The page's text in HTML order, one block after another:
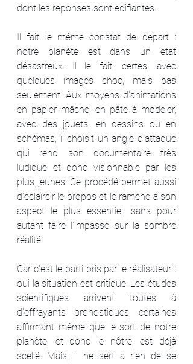
dont les réponses sont édifiantes.
Il fait le même constat de départ :
notre planète est dans un état
désastreux. Il le fait, certes, avec
quelques images choc, mais pas
seulement. Aux moyens d'animations
en papier mâché, en pâte à modeler,
avec des jouets, en dessins ou en
schémas, il choisit un angle d'attaque
qui rend son documentaire très
ludique et donc visionnable par les
plus jeunes. Ce procédé permet aussi
d'éclaircir le propos et le ramène à son
aspect le plus essentiel, sans pour
autant faire l'impasse sur la sombre
réalité.
Car c'est le parti pris par le réalisateur :
oui la situation est critique. Les études
scientifiques arrivent toutes à
d'effrayants pronostiques, certaines
affirmant même que le sort de notre
planète, et donc le nôtre, est déjà
scellé. Mais, il ne sert à rien de se